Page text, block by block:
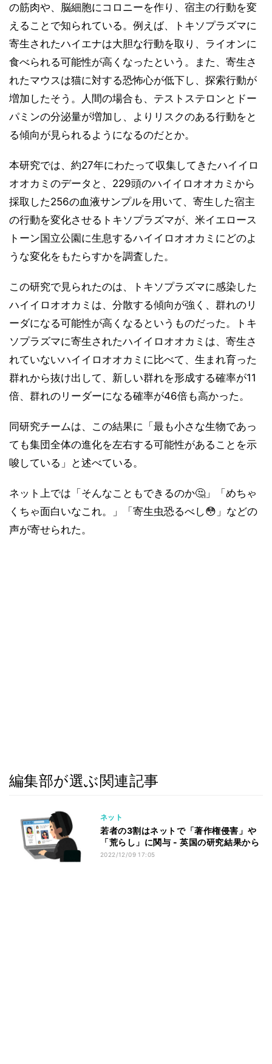
の筋肉や、脳細胞にコロニーを作り、宿主の行動を変
えることで知られている。例えば、トキソプラズマに
寄生されたハイエナは大胆な行動を取り、ライオンに
食べられる可能性が高くなったという。また、寄生さ
れたマウスは猫に対する恐怖心が低下し、探索行動が
増加したそう。人間の場合も、テストステロンとドー
パミンの分泌量が増加し、よりリスクのある行動をと
る傾向が見られるようになるのだとか。
本研究では、約27年にわたって収集してきたハイイロ
オオカミのデータと、229頭のハイイロオオカミから
採取した256の血液サンプルを用いて、寄生した宿主
の行動を変化させるトキソプラズマが、米イエロース
トーン国立公園に生息するハイイロオオカミにどのよ
うな変化をもたらすかを調査した。
この研究で見られたのは、トキソプラズマに感染した
ハイイロオオカミは、分散する傾向が強く、群れのリ
ーダになる可能性が高くなるというものだった。トキ
ソプラズマに寄生されたハイイロオオカミは、寄生さ
れていないハイイロオオカミに比べて、生まれ育った
群れから抜け出して、新しい群れを形成する確率が11
倍、群れのリーダーになる確率が46倍も高かった。
同研究チームは、この結果に「最も小さな生物であっ
ても集団全体の進化を左右する可能性があることを示
唆している」と述べている。
ネット上では「そんなこともできるのか🤔」「めちゃ
くちゃ面白いなこれ。」「寄生虫恐るべし😳」などの
声が寄せられた。
編集部が選ぶ関連記事
ネット
若者の3割はネットで「著作権侵害」や
「荒らし」に関与 - 英国の研究結果から
2022/12/09 17:05